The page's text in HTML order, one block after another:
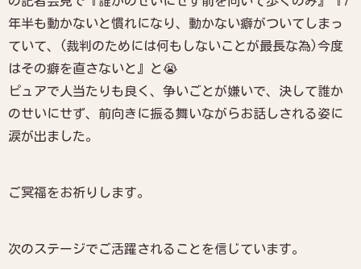
年半も動かないと慣れになり、動かない癖がついてしまっ
ていて、(裁判のためには何もしないことが最長な為)今度
はその癖を直さないと』と😭
ピュアで人当たりも良く、争いごとが嫌いで、決して誰か
のせいにせず、前向きに振る舞いながらお話しされる姿に
涙が出ました。
ご冥福をお祈りします。
次のステージでご活躍されることを信じています。